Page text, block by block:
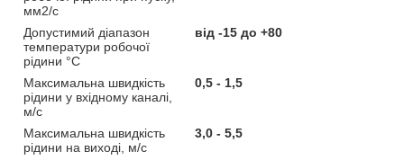
мм2/c
Допустимий діапазон
температури робочої
рідини °C
від -15 до +80
Максимальна швидкість
рідини у вхідному каналі,
м/с
0,5 - 1,5
Максимальна швидкість
рідини на виході, м/с
3,0 - 5,5